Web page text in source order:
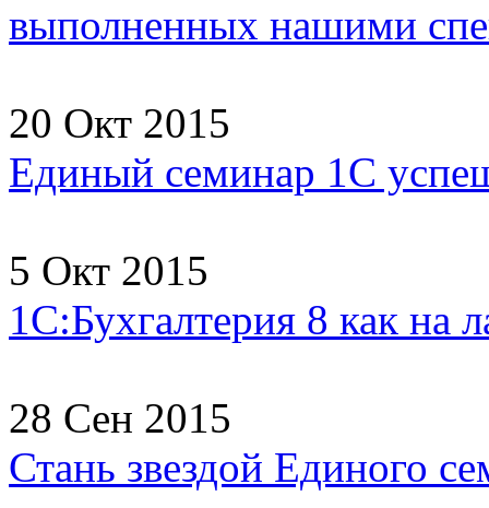
выполненных нашими
20 Окт 2015
Единый семинар 1С
5 Окт 2015
1С:Бухгалтерия 8 как на
28 Сен 2015
Стань звездой Единого